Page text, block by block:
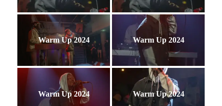
Warm Up 2024 Warm Up 2024
Warm Up 2024 Warm Up 2024